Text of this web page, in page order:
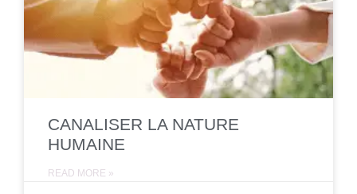
CANALISER LA NATURE
HUMAINE
READ MORE »